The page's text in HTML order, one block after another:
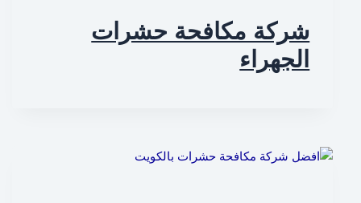
شركة مكافحة حشرات
الجهراء